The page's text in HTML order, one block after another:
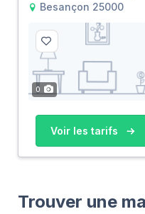
Besançon 25000
0
Voir les tarifs
Trouver une